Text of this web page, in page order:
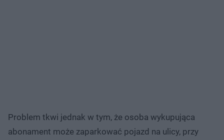
Problem tkwi jednak w tym, że osoba wykupująca
abonament może zaparkować pojazd na ulicy, przy